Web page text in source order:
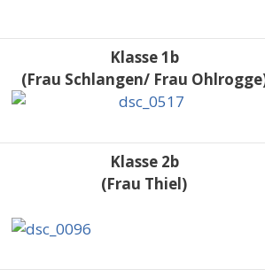
Klasse 1b
(Frau Schlangen/ Frau
Klasse 2b
(Frau Thiel)